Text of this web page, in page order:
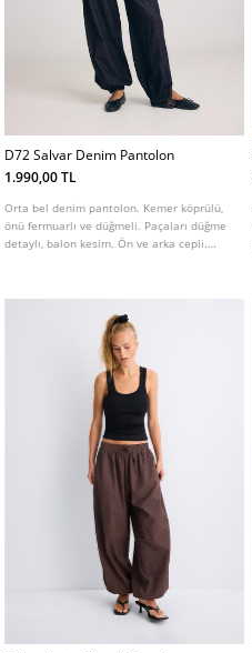
D72 Salvar Denim Pantolon
1.990,00 TL
Orta bel denim pantolon. Kemer köprülü,
önü fermuarlı ve düğmeli. Paçaları düğme
detaylı, balon kesim. Ön ve arka cepli.